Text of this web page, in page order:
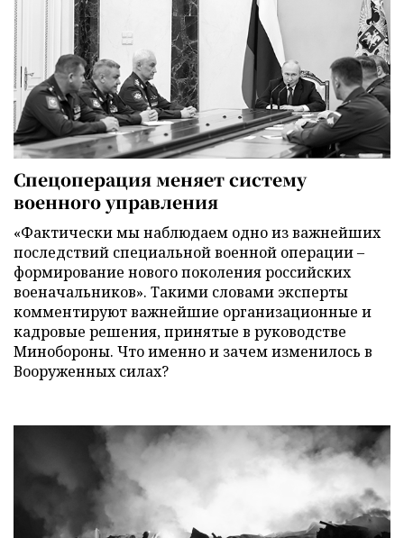
Спецоперация меняет систему
военного управления
«Фактически мы наблюдаем одно из важнейших
последствий специальной военной операции –
формирование нового поколения российских
военачальников». Такими словами эксперты
комментируют важнейшие организационные и
кадровые решения, принятые в руководстве
Минобороны. Что именно и зачем изменилось в
Вооруженных силах?